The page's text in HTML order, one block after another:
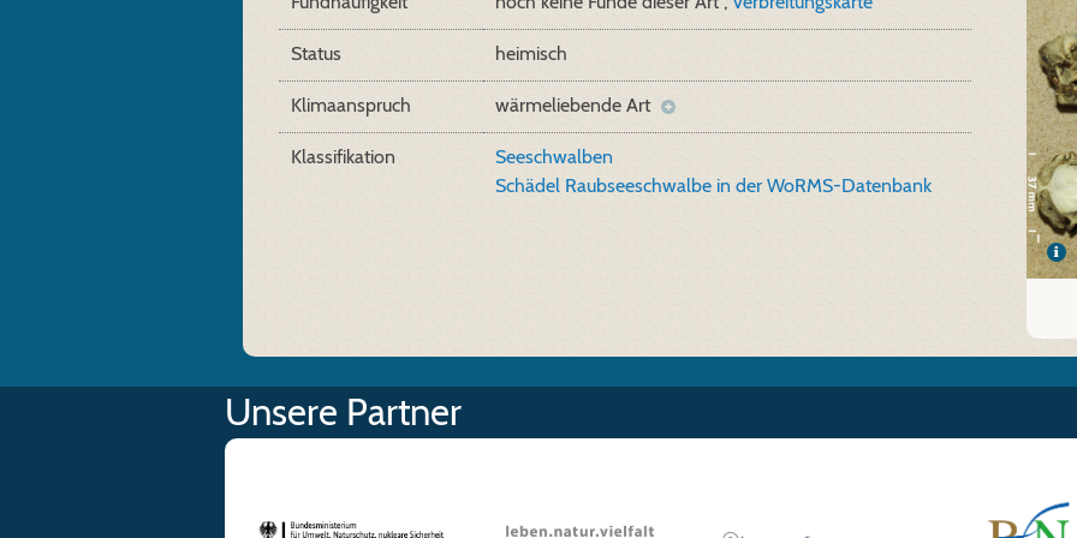
Status heimisch
Klimaanspruch wärmeliebende Art
Klassifikation
Seeschwalben
Schädel Raubseeschwalbe in der WoRMS-Datenbank
Unsere Partner